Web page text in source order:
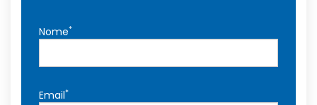
Nome*
Email*